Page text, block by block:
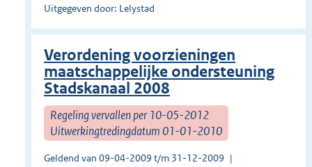
Uitgegeven door: Lelystad
Verordening voorzieningen
maatschappelijke ondersteuning
Stadskanaal 2008
Regeling vervallen per 10-05-2012
Uitwerkingtredingdatum 01-01-2010
Geldend van 09-04-2009 t/m 31-12-2009